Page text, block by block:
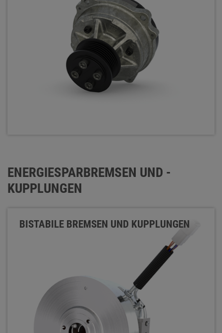
ENERGIESPARBREMSEN UND -
KUPPLUNGEN
BISTABILE BREMSEN UND KUPPLUNGEN